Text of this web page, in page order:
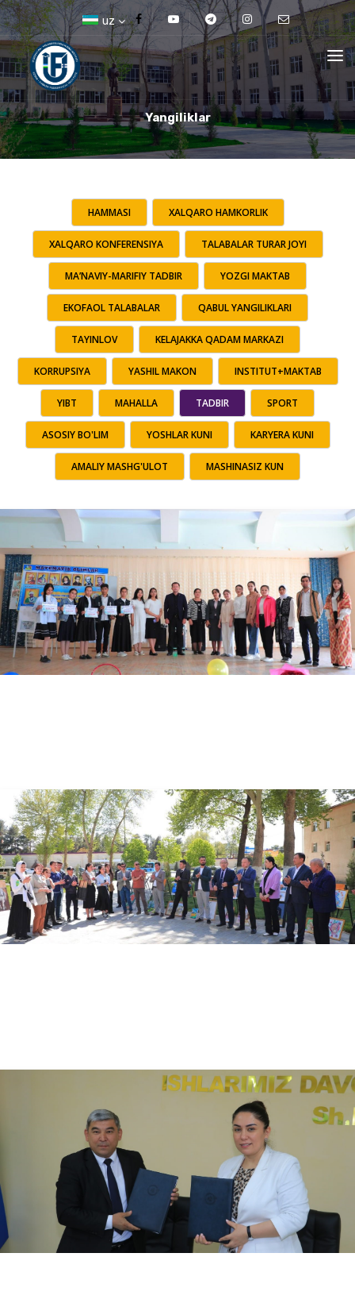
uz
Yangiliklar
HAMMASI XALQARO HAMKORLIK
XALQARO KONFERENSIYA TALABALAR TURAR JOYI
MA’NAVIY-MARIFIY TADBIR YOZGI MAKTAB
EKOFAOL TALABALAR QABUL YANGILIKLARI
TAYINLOV KELAJAKKA QADAM MARKAZI
KORRUPSIYA YASHIL MAKON INSTITUT+MAKTAB
YIBT MAHALLA TADBIR SPORT
ASOSIY BO'LIM YOSHLAR KUNI KARYERA KUNI
AMALIY MASHG'ULOT MASHINASIZ KUN